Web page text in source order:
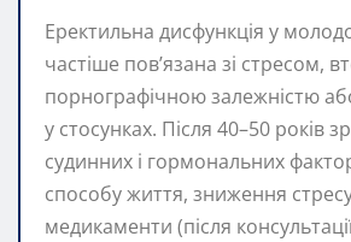
Еректильна дисфункція у
частіше пов’язана зі стресом,
порнографічною залежністю
у стосунках. Після 40–50 років
судинних і гормональних
способу життя, зниження
медикаменти (після